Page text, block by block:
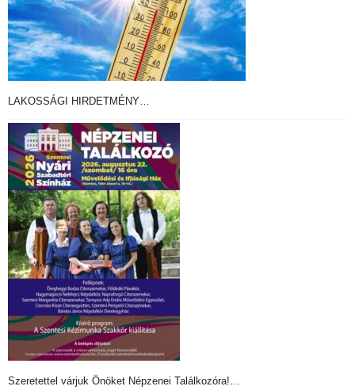
LAKOSSÁGI HIRDETMÉNY…
Szeretettel várjuk Önöket Népzenei Találkozóra!…